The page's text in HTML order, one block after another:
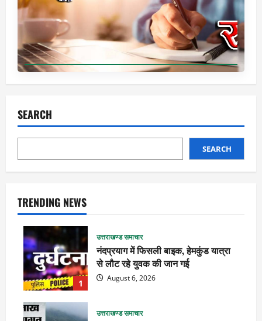
SEARCH
SEARCH
TRENDING NEWS
1
उत्तराखण्ड समाचार
नंदप्रयाग में फिसली बाइक, हेमकुंड यात्रा
से लौट रहे युवक की जान गई
August 6, 2026
उत्तराखण्ड समाचार